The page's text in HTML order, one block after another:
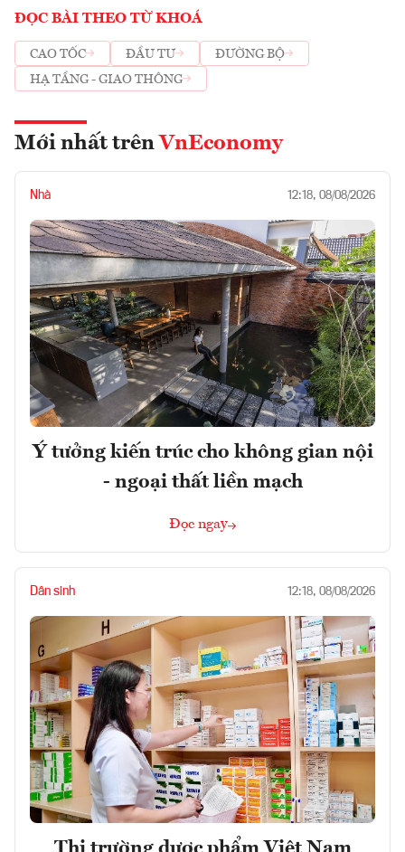
ĐỌC BÀI THEO TỪ KHOÁ
CAO TỐC ĐẦU TƯ
ĐƯỜNG BỘ
HẠ TẦNG - GIAO THÔNG
Mới nhất trên VnEconomy
Nhà 12:18, 08/08/2026
Ý tưởng kiến trúc cho không gian nội
- ngoại thất liền mạch
Đọc ngay
Dân sinh 12:18, 08/08/2026